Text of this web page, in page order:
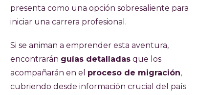
temporalmente. Una vez obtenida, se puede
postular nuevamente a diferencia de otras
destino ideal por su seguridad y sistema de
salud gratuitos, Canadá es un país en el que
se puede ahorrar con un salario promedio.
presenta como una opción sobresaliente para
iniciar una carrera profesional.
Si se animan a emprender esta aventura,
encontrarán guías detalladas que los
acompañarán en el proceso de migración,
cubriendo desde información crucial del país